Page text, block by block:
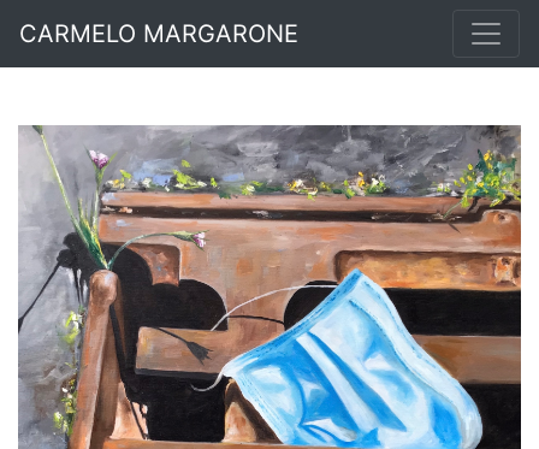
CARMELO MARGARONE